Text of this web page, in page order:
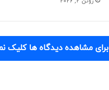
برای مشاهده دیدگاه ها کلیک